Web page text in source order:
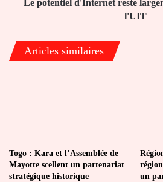
Le potentiel d'Internet reste
l'UIT
Articles similaires
Togo : Kara et l’Assemblée de
Mayotte scellent un partenariat
stratégique historique
un